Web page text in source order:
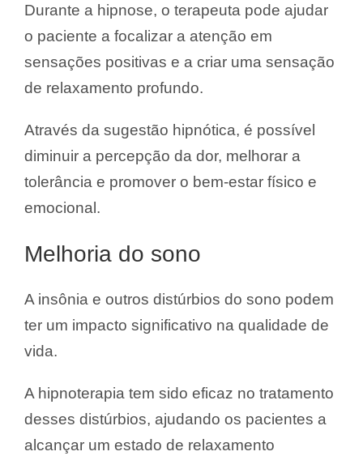
Durante a hipnose, o terapeuta pode ajudar
o paciente a focalizar a atenção em
sensações positivas e a criar uma sensação
de relaxamento profundo.
Através da sugestão hipnótica, é possível
diminuir a percepção da dor, melhorar a
tolerância e promover o bem-estar físico e
emocional.
Melhoria do sono
A insônia e outros distúrbios do sono podem
ter um impacto significativo na qualidade de
vida.
A hipnoterapia tem sido eficaz no tratamento
desses distúrbios, ajudando os pacientes a
alcançar um estado de relaxamento